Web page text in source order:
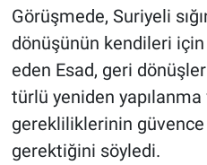
Görüşmede, Suriyeli
dönüşünün kendileri
eden Esad, geri
türlü yeniden
gerekliliklerinin güvence
gerektiğini söyledi.